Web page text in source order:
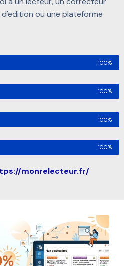
ou une plateforme
100%
100%
100%
100%
monrelecteur.fr/